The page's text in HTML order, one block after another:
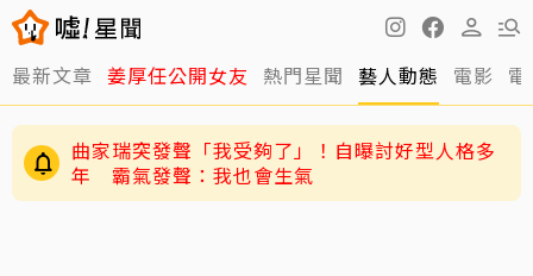
最新文章 姜厚任公開女友 熱門星聞 藝人動態 電影
曲家瑞突發聲「我受夠了」！自曝討好型人格多
年 霸氣發聲：我也會生氣